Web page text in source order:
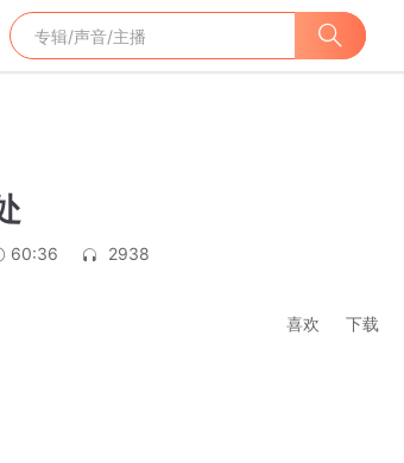
60:36
2938
喜欢 下载